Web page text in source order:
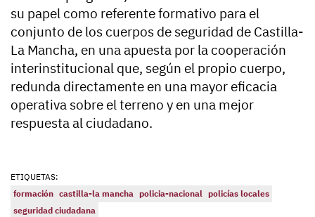
su papel como referente formativo para el
conjunto de los cuerpos de seguridad de Castilla-
La Mancha, en una apuesta por la cooperación
interinstitucional que, según el propio cuerpo,
redunda directamente en una mayor eficacia
operativa sobre el terreno y en una mejor
respuesta al ciudadano.
ETIQUETAS:
formación castilla-la mancha policia-nacional policías locales
seguridad ciudadana